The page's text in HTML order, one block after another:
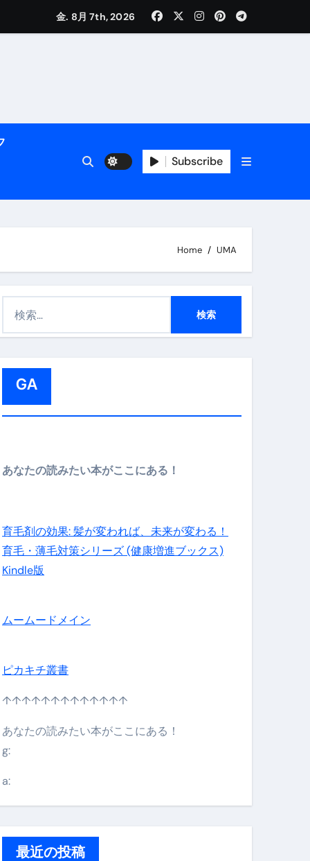
】
の先さらに貧しくなります。【 竹花貴騎 切り抜き 会社員
金. 8月 7th, 2026
Subscribe
Home UMA
GA
あなたの読みたい本がここにある！
育毛剤の効果: 髪が変われば、未来が変わる！
育毛・薄毛対策シリーズ (健康増進ブックス)
Kindle版
ムームードメイン
ピカキチ叢書
↑↑↑↑↑↑↑↑↑↑↑↑↑
あなたの読みたい本がここにある！
g:
a:
最近の投稿